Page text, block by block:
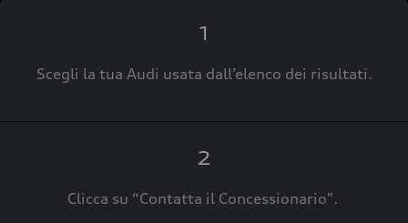
1
Scegli la tua Audi usata dall’elenco dei risultati.
2
Clicca su “Contatta il Concessionario".